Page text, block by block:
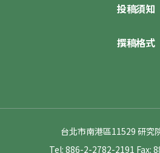
投稿須知
撰稿格式
台北市南港區11529 研究
Tel: 886-2-2782-2191 Fax: